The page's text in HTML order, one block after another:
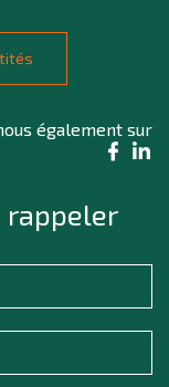
également sur
rappeler